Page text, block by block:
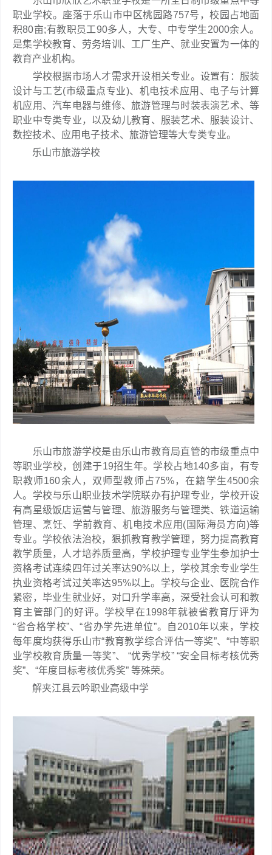
职业学校。座落于乐山市中区桃园路757号，校园占地面
积80亩;有教职员工90多人，大专、中专学生2000余人。
是集学校教育、劳务培训、工厂生产、就业安置为一体的
教育产业机构。
学校根据市场人才需求开设相关专业。设置有：服装
设计与工艺(市级重点专业)、机电技术应用、电子与计算
机应用、汽车电器与维修、旅游管理与时装表演艺术、等
职业中专类专业，以及幼儿教育、服装艺术、服装设计、
数控技术、应用电子技术、旅游管理等大专类专业。
乐山市旅游学校
乐山市旅游学校是由乐山市教育局直管的市级重点中
等职业学校，创建于19招生年。学校占地140多亩，有专
职教师160余人，双师型教师占75%，在籍学生4500余
人。学校与乐山职业技术学院联办有护理专业，学校开设
有高星级饭店运营与管理、旅游服务与管理类、铁道运输
管理、烹饪、学前教育、机电技术应用(国际海员方向)等
专业。学校依法治校，狠抓教育教学管理，努力提高教育
教学质量，人才培养质量高，学校护理专业学生参加护士
资格考试连续四年过关率达90%以上，学校其余专业学生
执业资格考试过关率达95%以上。学校与企业、医院合作
紧密，毕业生就业好，对口升学率高，深受社会认可和教
育主管部门的好评。学校早在1998年就被省教育厅评为
“省合格学校”、“省办学先进单位”。自2010年以来，学校
每年度均获得乐山市“教育教学综合评估一等奖”、“中等职
业学校教育质量一等奖”、 “优秀学校” “安全目标考核优秀
奖”、“年度目标考核优秀奖” 等殊荣。
解夹江县云吟职业高级中学